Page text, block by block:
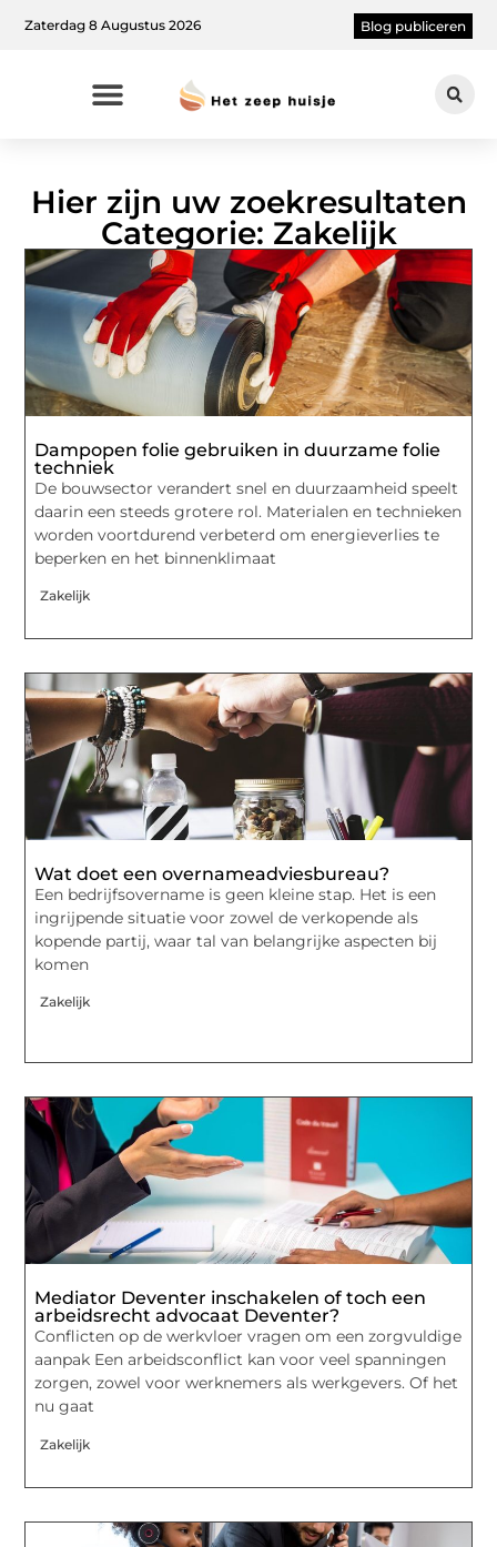
Zaterdag 8 Augustus 2026 Blog publiceren
Hier zijn uw zoekresultaten
Categorie: Zakelijk
Dampopen folie gebruiken in duurzame folie
techniek
De bouwsector verandert snel en duurzaamheid speelt
daarin een steeds grotere rol. Materialen en technieken
worden voortdurend verbeterd om energieverlies te
beperken en het binnenklimaat
Zakelijk
Wat doet een overnameadviesbureau?
Een bedrijfsovername is geen kleine stap. Het is een
ingrijpende situatie voor zowel de verkopende als
kopende partij, waar tal van belangrijke aspecten bij
komen
Zakelijk
Mediator Deventer inschakelen of toch een
arbeidsrecht advocaat Deventer?
Conflicten op de werkvloer vragen om een zorgvuldige
aanpak Een arbeidsconflict kan voor veel spanningen
zorgen, zowel voor werknemers als werkgevers. Of het
nu gaat
Zakelijk